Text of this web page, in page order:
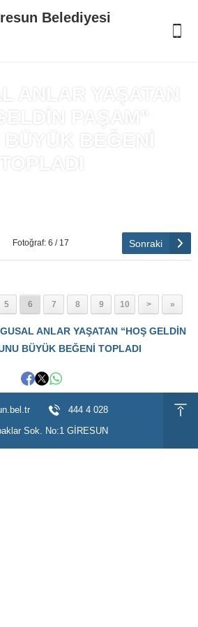
ANLAR YAŞATAN
PAŞAM”
BÜYÜK BEĞENİ
TOPLADI
Fotoğraf: 6 / 17 Sonraki
5 6 7 8 9 10 > »
ANLAR YAŞATAN “HOŞ GELDİN
BÜYÜK BEĞENİ TOPLADI
444 4 028
Sok. No:1 GİRESUN